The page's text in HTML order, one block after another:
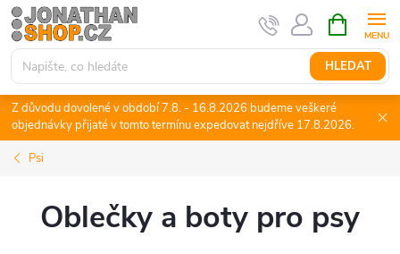
Přejít
na
obsah
HLEDAT
NÁKUPNÍ
KOŠÍK
Z důvodu dovolené v období 7.8. - 16.8.2026 budeme veškeré
objednávky přijaté v tomto termínu expedovat nejdříve 17.8.2026.
Psi
Oblečky a boty pro psy